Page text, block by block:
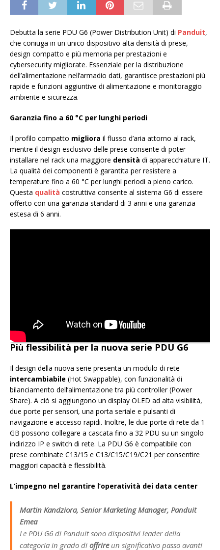
Debutta la serie PDU G6 (Power Distribution Unit) di Panduit,
che coniuga in un unico dispositivo alta densità di prese,
design compatto e più memoria per prestazioni e
cybersecurity migliorate. Essenziale per la distribuzione
dell’alimentazione nell’armadio dati, garantisce prestazioni più
rapide e funzioni aggiuntive di alimentazione e monitoraggio
ambiente e sicurezza.
Garanzia fino a 60 °C per lunghi periodi
Il profilo compatto migliora il flusso d’aria attorno al rack,
mentre il design esclusivo delle prese consente di poter
installare nel rack una maggiore densità di apparecchiature IT.
La qualità dei componenti è garantita per resistere a
temperature fino a 60 °C per lunghi periodi a pieno carico.
Questa qualità costruttiva consente al sistema G6 di essere
offerto con una garanzia standard di 3 anni e una garanzia
estesa di 6 anni.
Più flessibilità per la nuova serie PDU G6
Il design della nuova serie presenta un modulo di rete
intercambiabile (Hot Swappable), con funzionalità di
bilanciamento dell’alimentazione tra più controller (Power
Share). A ciò si aggiungono un display OLED ad alta visibilità,
due porte per sensori, una porta seriale e pulsanti di
navigazione e accesso rapidi. Inoltre, le due porte di rete da 1
GB possono collegare a cascata fino a 32 PDU su un singolo
indirizzo IP e switch di rete. La PDU G6 è compatibile con
prese combinate C13/15 e C13/C15/C19/C21 per consentire
maggiori capacità e flessibilità.
L’impegno nel garantire l’operatività dei data center
Martin Kandziora, Senior Marketing Manager, Panduit
Emea
Le PDU G6 di Panduit sono dispositivi leader della
categoria in grado di offrireun significativo passo avanti